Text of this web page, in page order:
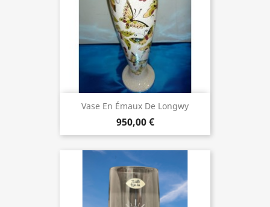
Vase En Émaux De Longwy
950,00 €